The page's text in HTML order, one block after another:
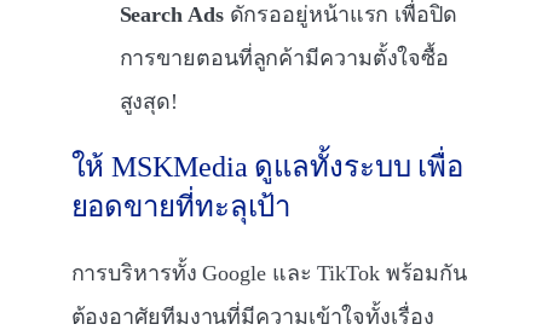
Search Adsดักรออยู่หน้าแรก เพื่อปิด
การขายตอนที่ลูกค้ามีความตั้งใจซื้อ
สูงสุด!
ให้ MSKMedia ดูแลทั้งระบบ เพื่อ
ยอดขายที่ทะลุเป้า
การบริหารทั้ง Google และ TikTok พร้อมกัน
ต้องอาศัยทีมงานที่มีความเข้าใจทั้งเรื่อง